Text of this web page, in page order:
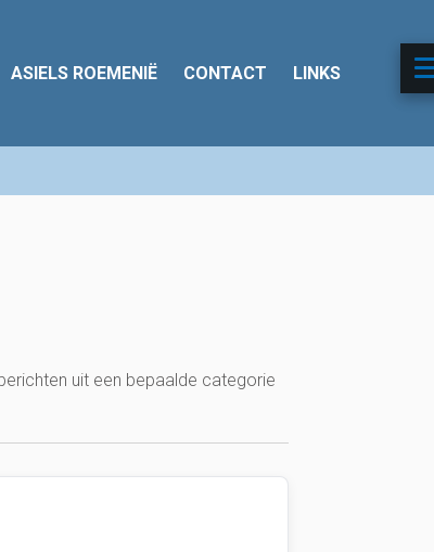
ASIELS ROEMENIË CONTACT LINKS
uit een bepaalde categorie